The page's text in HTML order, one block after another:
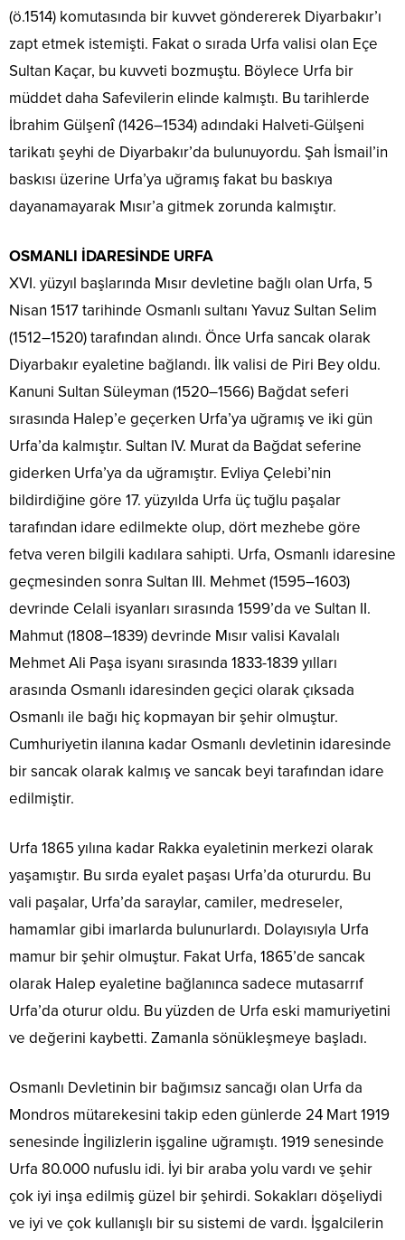
(ö.1514) komutasında bir kuvvet göndererek Diyarbakır’ı
zapt etmek istemişti. Fakat o sırada Urfa valisi olan Eçe
Sultan Kaçar, bu kuvveti bozmuştu. Böylece Urfa bir
müddet daha Safevilerin elinde kalmıştı. Bu tarihlerde
İbrahim Gülşenî (1426–1534) adındaki Halveti-Gülşeni
tarikatı şeyhi de Diyarbakır’da bulunuyordu. Şah İsmail’in
baskısı üzerine Urfa’ya uğramış fakat bu baskıya
dayanamayarak Mısır’a gitmek zorunda kalmıştır.
OSMANLI İDARESİNDE URFA
XVI. yüzyıl başlarında Mısır devletine bağlı olan Urfa, 5
Nisan 1517 tarihinde Osmanlı sultanı Yavuz Sultan Selim
(1512–1520) tarafından alındı. Önce Urfa sancak olarak
Diyarbakır eyaletine bağlandı. İlk valisi de Piri Bey oldu.
Kanuni Sultan Süleyman (1520–1566) Bağdat seferi
sırasında Halep’e geçerken Urfa’ya uğramış ve iki gün
Urfa’da kalmıştır. Sultan IV. Murat da Bağdat seferine
giderken Urfa’ya da uğramıştır. Evliya Çelebi’nin
bildirdiğine göre 17. yüzyılda Urfa üç tuğlu paşalar
tarafından idare edilmekte olup, dört mezhebe göre
fetva veren bilgili kadılara sahipti. Urfa, Osmanlı idaresine
geçmesinden sonra Sultan III. Mehmet (1595–1603)
devrinde Celali isyanları sırasında 1599’da ve Sultan II.
Mahmut (1808–1839) devrinde Mısır valisi Kavalalı
Mehmet Ali Paşa isyanı sırasında 1833-1839 yılları
arasında Osmanlı idaresinden geçici olarak çıksada
Osmanlı ile bağı hiç kopmayan bir şehir olmuştur.
Cumhuriyetin ilanına kadar Osmanlı devletinin idaresinde
bir sancak olarak kalmış ve sancak beyi tarafından idare
edilmiştir.
Urfa 1865 yılına kadar Rakka eyaletinin merkezi olarak
yaşamıştır. Bu sırda eyalet paşası Urfa’da otururdu. Bu
vali paşalar, Urfa’da saraylar, camiler, medreseler,
hamamlar gibi imarlarda bulunurlardı. Dolayısıyla Urfa
mamur bir şehir olmuştur. Fakat Urfa, 1865’de sancak
olarak Halep eyaletine bağlanınca sadece mutasarrıf
Urfa’da oturur oldu. Bu yüzden de Urfa eski mamuriyetini
ve değerini kaybetti. Zamanla sönükleşmeye başladı.
Osmanlı Devletinin bir bağımsız sancağı olan Urfa da
Mondros mütarekesini takip eden günlerde 24 Mart 1919
senesinde İngilizlerin işgaline uğramıştı. 1919 senesinde
Urfa 80.000 nufuslu idi. İyi bir araba yolu vardı ve şehir
çok iyi inşa edilmiş güzel bir şehirdi. Sokakları döşeliydi
ve iyi ve çok kullanışlı bir su sistemi de vardı. İşgalcilerin